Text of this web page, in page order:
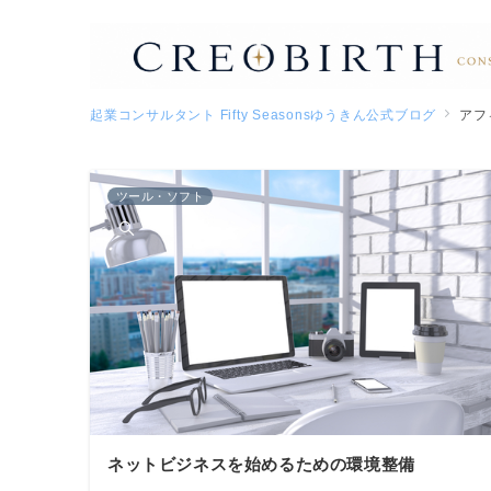
起業コンサルタント Fifty Seasonsゆうきん公式ブログ アフ
ツール・ソフト
ネットビジネスを始めるための環境整備